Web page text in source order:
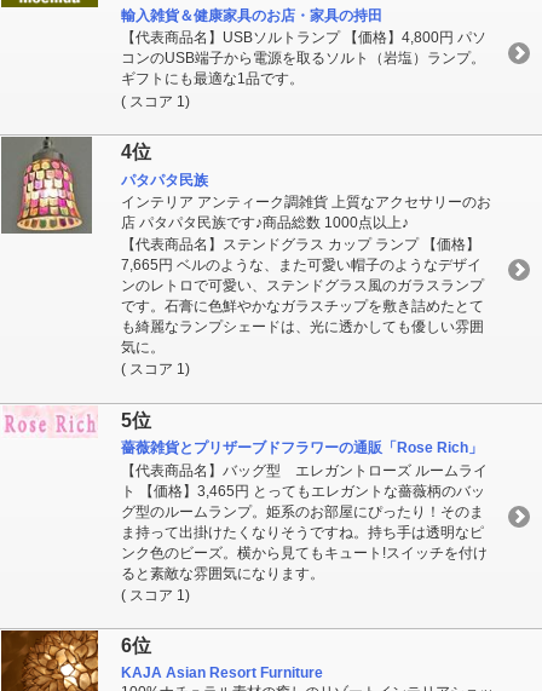
輸入雑貨＆健康家具のお店・家具の持田
【代表商品名】USBソルトランプ 【価格】4,800円 パソ
コンのUSB端子から電源を取るソルト（岩塩）ランプ。
ギフトにも最適な1品です。
( スコア 1)
4位
パタパタ民族
インテリア アンティーク調雑貨 上質なアクセサリーのお
店 パタパタ民族です♪商品総数 1000点以上♪
【代表商品名】ステンドグラス カップ ランプ 【価格】
7,665円 ベルのような、また可愛い帽子のようなデザイ
ンのレトロで可愛い、ステンドグラス風のガラスランプ
です。石膏に色鮮やかなガラスチップを敷き詰めたとて
も綺麗なランプシェードは、光に透かしても優しい雰囲
気に。
( スコア 1)
5位
薔薇雑貨とプリザーブドフラワーの通販「Rose Rich」
【代表商品名】バッグ型 エレガントローズ ルームライ
ト 【価格】3,465円 とってもエレガントな薔薇柄のバッ
グ型のルームランプ。姫系のお部屋にぴったり！そのま
ま持って出掛けたくなりそうですね。持ち手は透明なピ
ンク色のビーズ。横から見てもキュート!スイッチを付け
ると素敵な雰囲気になります。
( スコア 1)
6位
KAJA Asian Resort Furniture